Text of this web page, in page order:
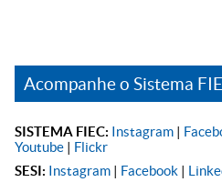
Acompanhe o Sistema
SISTEMA FIEC: Instagram |
Youtube | Flickr
SESI: Instagram | Facebook |